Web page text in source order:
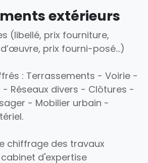
extérieurs
(libellé, prix fourniture,
prix fourni-posé…)
: Terrassements - Voirie -
Réseaux divers - Clôtures -
- Mobilier urbain -
chiffrage des travaux
d'expertise